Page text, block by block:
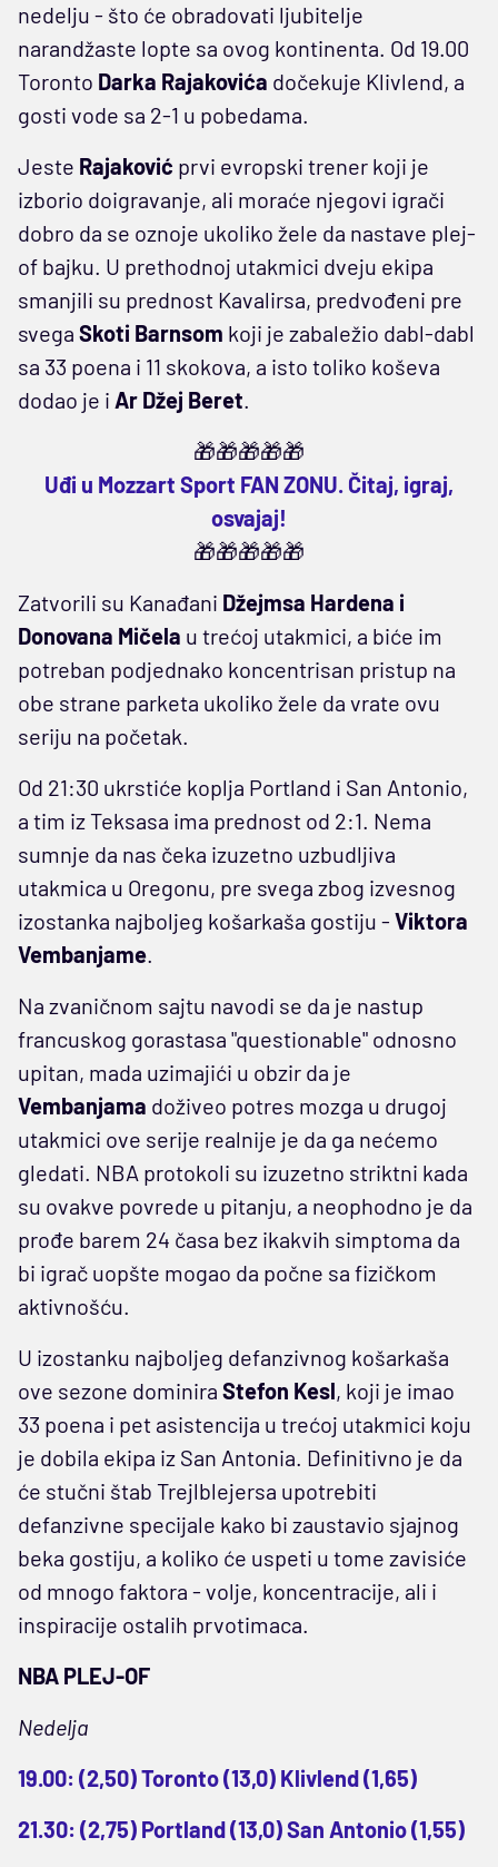
nedelju - što će obradovati ljubitelje
narandžaste lopte sa ovog kontinenta. Od 19.00
Toronto Darka Rajakovića dočekuje Klivlend, a
gosti vode sa 2-1 u pobedama.
Jeste Rajaković prvi evropski trener koji je
izborio doigravanje, ali moraće njegovi igrači
dobro da se oznoje ukoliko žele da nastave plej-
of bajku. U prethodnoj utakmici dveju ekipa
smanjili su prednost Kavalirsa, predvođeni pre
svega Skoti Barnsom koji je zabaležio dabl-dabl
sa 33 poena i 11 skokova, a isto toliko koševa
dodao je i Ar Džej Beret.
🎁🎁🎁🎁🎁
Uđi u Mozzart Sport FAN ZONU. Čitaj, igraj,
osvajaj!
🎁🎁🎁🎁🎁
Zatvorili su Kanađani Džejmsa Hardena i
Donovana Mičela u trećoj utakmici, a biće im
potreban podjednako koncentrisan pristup na
obe strane parketa ukoliko žele da vrate ovu
seriju na početak.
Od 21:30 ukrstiće koplja Portland i San Antonio,
a tim iz Teksasa ima prednost od 2:1. Nema
sumnje da nas čeka izuzetno uzbudljiva
utakmica u Oregonu, pre svega zbog izvesnog
izostanka najboljeg košarkaša gostiju - Viktora
Vembanjame.
Na zvaničnom sajtu navodi se da je nastup
francuskog gorastasa "questionable" odnosno
upitan, mada uzimajići u obzir da je
Vembanjama doživeo potres mozga u drugoj
utakmici ove serije realnije je da ga nećemo
gledati. NBA protokoli su izuzetno striktni kada
su ovakve povrede u pitanju, a neophodno je da
prođe barem 24 časa bez ikakvih simptoma da
bi igrač uopšte mogao da počne sa fizičkom
aktivnošću.
U izostanku najboljeg defanzivnog košarkaša
ove sezone dominira Stefon Kesl, koji je imao
33 poena i pet asistencija u trećoj utakmici koju
je dobila ekipa iz San Antonia. Definitivno je da
će stučni štab Trejlblejersa upotrebiti
defanzivne specijale kako bi zaustavio sjajnog
beka gostiju, a koliko će uspeti u tome zavisiće
od mnogo faktora - volje, koncentracije, ali i
inspiracije ostalih prvotimaca.
NBA PLEJ-OF
Nedelja
19.00: (2,50) Toronto (13,0) Klivlend (1,65)
21.30: (2,75) Portland (13,0) San Antonio (1,55)